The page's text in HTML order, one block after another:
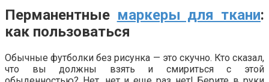
Перманентные маркеры для ткани:
как пользоваться
Обычные футболки без рисунка — это скучно. Кто сказал,
что вы должны взять и смириться с этой